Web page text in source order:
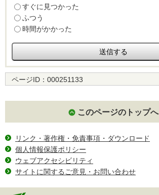
すぐに見つかった
ふつう
時間がかかった
ページID： 000251133
このページのトップへ
リンク・著作権・免責事項・ダウンロード
個人情報保護ポリシー
ウェブアクセシビリティ
サイトに関するご意見・お問い合わせ